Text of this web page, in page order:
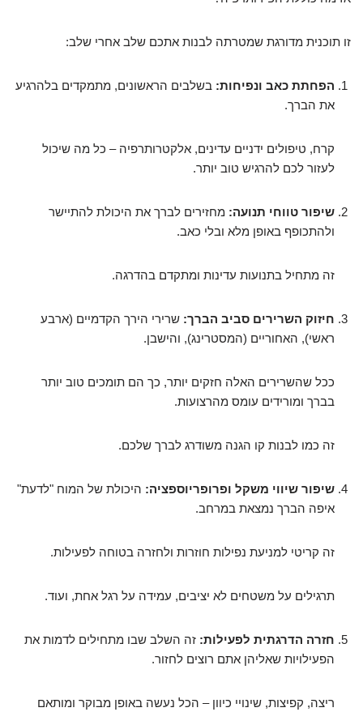
זו תוכנית מדורגת שמטרתה לבנות אתכם שלב אחרי שלב:
הפחתת כאב ונפיחות: בשלבים הראשונים, מתמקדים בלהרגיע
את הברך.
קרח, טיפולים ידניים עדינים, אלקטרותרפיה – כל מה שיכול
לעזור לכם להרגיש טוב יותר.
שיפור טווחי תנועה: מחזירים לברך את היכולת להתיישר
ולהתכופף באופן מלא ובלי כאב.
זה מתחיל בתנועות עדינות ומתקדם בהדרגה.
חיזוק השרירים סביב הברך: שרירי הירך הקדמיים (ארבע
ראשי), האחוריים (המסטרינג), והישבן.
ככל שהשרירים האלה חזקים יותר, כך הם תומכים טוב יותר
בברך ומורידים עומס מהרצועות.
זה כמו לבנות קו הגנה משודרג לברך שלכם.
שיפור שיווי משקל ופרופריוספציה: היכולת של המוח "לדעת"
איפה הברך נמצאת במרחב.
זה קריטי למניעת נפילות חוזרות ולחזרה בטוחה לפעילות.
תרגילים על משטחים לא יציבים, עמידה על רגל אחת, ועוד.
חזרה הדרגתית לפעילות: זה השלב שבו מתחילים לדמות את
הפעילויות שאליהן אתם רוצים לחזור.
ריצה, קפיצות, שינויי כיוון – הכל נעשה באופן מבוקר ומותאם